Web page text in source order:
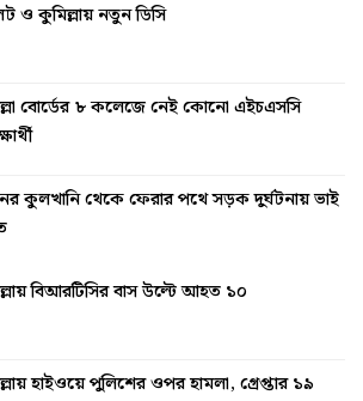
ও কুমিল্লায় নতুন ডিসি
বোর্ডের ৮ কলেজে নেই কোনো এইচএসসি
কুলখানি থেকে ফেরার পথে সড়ক দুর্ঘটনায় ভাই
বিআরটিসির বাস উল্টে আহত ১০
হাইওয়ে পুলিশের ওপর হামলা, গ্রেপ্তার ১৯